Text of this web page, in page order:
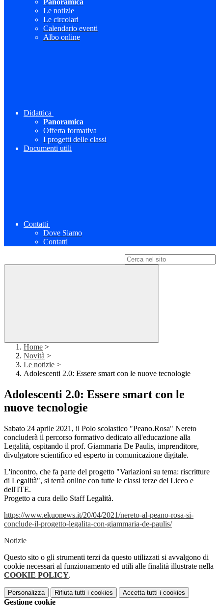
Panoramica
Le notizie
Le circolari
Calendario eventi
Albo online
Didattica
Panoramica
Offerta formativa
I progetti delle classi
Documenti utili
Contatti
Dove Siamo
Contatti
Home >
Novità >
Le notizie >
Adolescenti 2.0: Essere smart con le nuove tecnologie
Adolescenti 2.0: Essere smart con le
nuove tecnologie
Sabato 24 aprile 2021, il Polo scolastico "Peano.Rosa" Nereto
concluderà il percorso formativo dedicato all'educazione alla
Legalità, ospitando il prof. Giammaria De Paulis, imprenditore,
divulgatore scientifico ed esperto in comunicazione digitale.
L'incontro, che fa parte del progetto "Variazioni su tema: riscritture
di Legalità", si terrà online con tutte le classi terze del Liceo e
dell'ITE.
Progetto a cura dello Staff Legalità.
https://www.ekuonews.it/20/04/2021/nereto-al-peano-rosa-si-
conclude-il-progetto-legalita-con-giammaria-de-paulis/
Notizie
Questo sito o gli strumenti terzi da questo utilizzati si avvalgono di
cookie necessari al funzionamento ed utili alle finalità illustrate nella
COOKIE POLICY.
Personalizza Rifiuta tutti i cookies Accetta tutti i cookies
Gestione cookie